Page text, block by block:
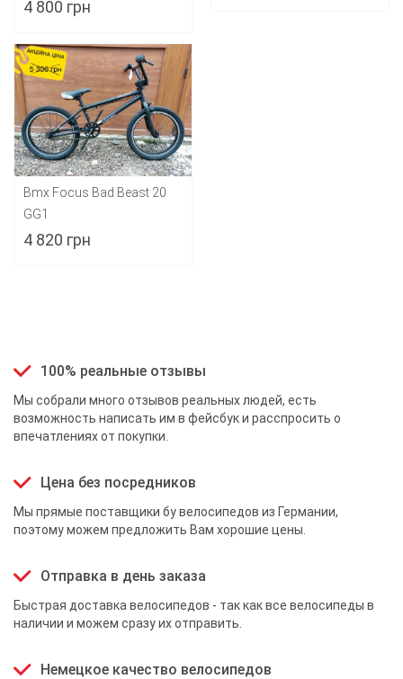
4 800 грн
Bmx Focus Bad Beast 20
GG1
4 820 грн
100% реальные отзывы
Мы собрали много отзывов реальных людей, есть
возможность написать им в фейсбук и расспросить о
впечатлениях от покупки.
Цена без посредников
Мы прямые поставщики бу велосипедов из Германии,
поэтому можем предложить Вам хорошие цены.
Отправка в день заказа
Быстрая доставка велосипедов - так как все велосипеды в
наличии и можем сразу их отправить.
Немецкое качество велосипедов